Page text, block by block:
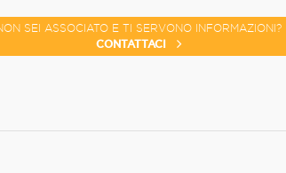
SEI ASSOCIATO E TI SERVONO INFORMAZIONI?
CONTATTACI